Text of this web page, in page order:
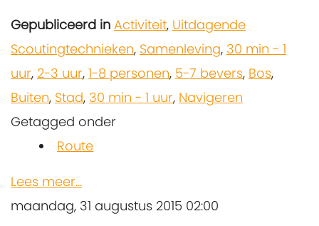
Gepubliceerd in Activiteit, Uitdagende
Scoutingtechnieken, Samenleving, 30 min - 1
uur, 2-3 uur, 1-8 personen, 5-7 bevers, Bos,
Buiten, Stad, 30 min - 1 uur, Navigeren
Getagged onder
Route
Lees meer...
maandag, 31 augustus 2015 02:00